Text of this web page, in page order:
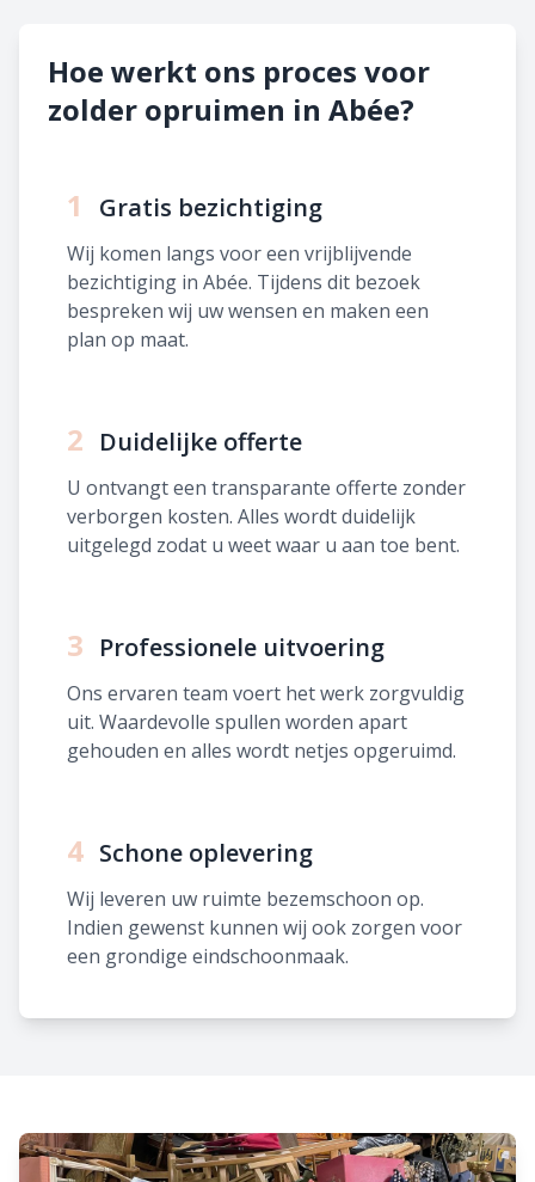
Hoe werkt ons proces voor
zolder opruimen in Abée?
1 Gratis bezichtiging
Wij komen langs voor een vrijblijvende
bezichtiging in Abée. Tijdens dit bezoek
bespreken wij uw wensen en maken een
plan op maat.
2 Duidelijke offerte
U ontvangt een transparante offerte zonder
verborgen kosten. Alles wordt duidelijk
uitgelegd zodat u weet waar u aan toe bent.
3 Professionele uitvoering
Ons ervaren team voert het werk zorgvuldig
uit. Waardevolle spullen worden apart
gehouden en alles wordt netjes opgeruimd.
4 Schone oplevering
Wij leveren uw ruimte bezemschoon op.
Indien gewenst kunnen wij ook zorgen voor
een grondige eindschoonmaak.